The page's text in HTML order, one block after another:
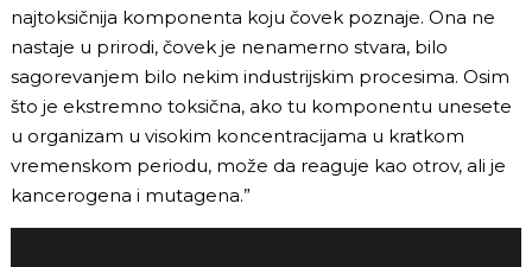
najtoksičnija komponenta koju čovek poznaje. Ona ne
nastaje u prirodi, čovek je nenamerno stvara, bilo
sagorevanjem bilo nekim industrijskim procesima. Osim
što je ekstremno toksična, ako tu komponentu unesete
u organizam u visokim koncentracijama u kratkom
vremenskom periodu, može da reaguje kao otrov, ali je
kancerogena i mutagena.”